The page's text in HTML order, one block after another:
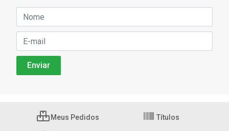
Meus Pedidos Títulos